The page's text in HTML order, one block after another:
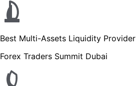
Best Multi-Assets Liquidity Provider
Forex Traders Summit Dubai